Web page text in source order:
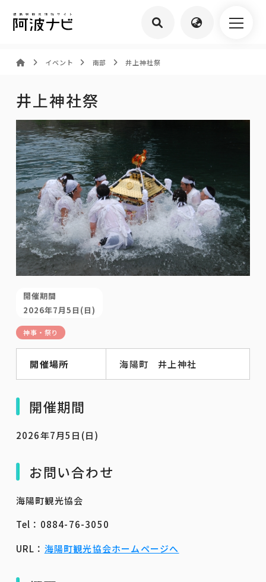
イベント 南部 井上神社祭
井上神社祭
開催期間
2026年7月5日(日)
神事・祭り
開催場所 海陽町 井上神社
開催期間
2026年7月5日(日)
お問い合わせ
海陽町観光協会
Tel：0884-76-3050
URL： 海陽町観光協会ホームページへ